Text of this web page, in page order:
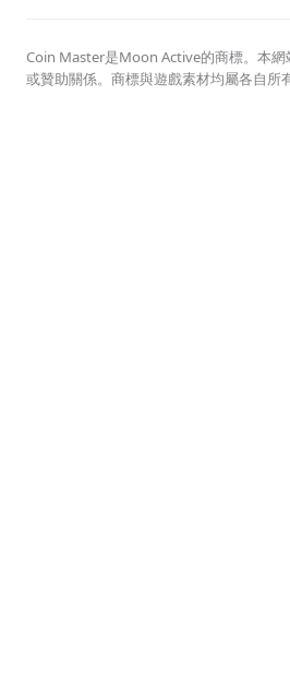
Coin Master是Moon Active的商標。本
或贊助關係。商標與遊戲素材均屬各自所